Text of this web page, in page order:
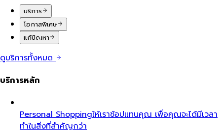
บริการ
โอกาสพิเศษ
แก้ปัญหา
ดูบริการทั้งหมด
บริการหลัก
Personal Shoppingให้เราช้อปแทนคุณ เพื่อคุณจะได้มีเวลา
ทำในสิ่งที่สำคัญกว่า